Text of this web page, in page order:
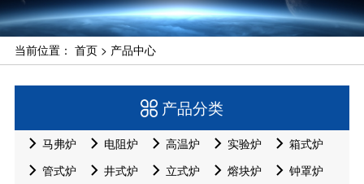
当前位置： 首页> 产品中心
产品分类
马弗炉 电阻炉 高温炉 实验炉
箱式炉
管式炉
井式炉 立式炉 熔块炉
钟罩炉